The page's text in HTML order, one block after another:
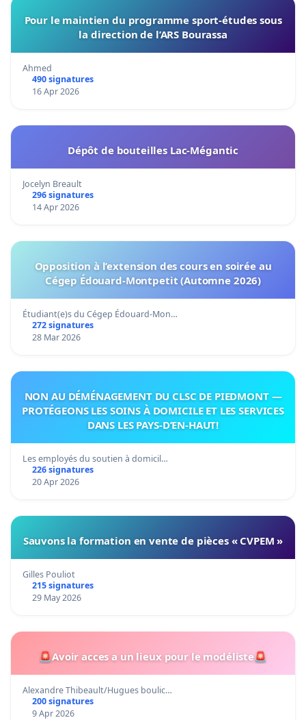
Pour le maintien du programme sport-études sous
la direction de l’ARS Bourassa
Ahmed
490 signatures
16 Apr 2026
Dépôt de bouteilles Lac-Mégantic
Jocelyn Breault
296 signatures
14 Apr 2026
Opposition à l’extension des cours en soirée au
Cégep Édouard-Montpetit (Automne 2026)
Étudiant(e)s du Cégep Édouard-Mon…
272 signatures
28 Mar 2026
NON AU DÉMÉNAGEMENT DU CLSC DE PIEDMONT —
PROTÉGEONS LES SOINS À DOMICILE ET LES SERVICES
DANS LES PAYS-D’EN-HAUT!
Les employés du soutien à domicil…
226 signatures
20 Apr 2026
Sauvons la formation en vente de pièces « CVPEM »
Gilles Pouliot
215 signatures
29 May 2026
🚨Avoir acces a un lieux pour le modéliste🚨
Alexandre Thibeault/Hugues boulic…
200 signatures
9 Apr 2026